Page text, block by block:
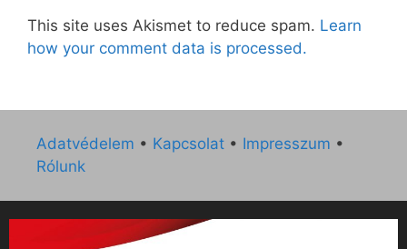
This site uses Akismet to reduce spam. Learn
how your comment data is processed.
Adatvédelem • Kapcsolat • Impresszum •
Rólunk